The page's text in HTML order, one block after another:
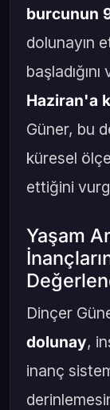
burcunun
dolunayın
Haziran'a
Güner, bu
küresel
ettiğini
Yaşam
Dinçer
dolunay,
inanç